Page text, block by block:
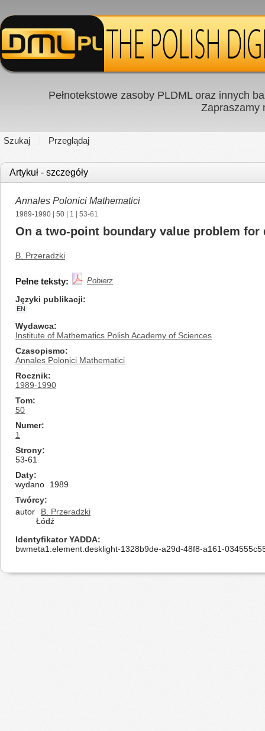
Pełnotekstowe zasoby PLDML oraz innych
Zapraszamy
Szukaj Przeglądaj
Artykuł - szczegóły
Annales Polonici Mathematici
1989-1990 50 1 | 53-61
On a two-point boundary value problem
B. Przeradzki
Pełne teksty: Pobierz
Języki publikacji
EN
Wydawca
Institute of Mathematics Polish Academy of Sciences
Czasopismo
Annales Polonici Mathematici
Rocznik
1989-1990
Tom
50
Numer
1
Strony
53-61
Daty
wydano
1989
Twórcy
autor
B. Przeradzki
Łódź
Identyfikator YADDA
bwmeta1.element.desklight-1328b9de-a29d-48f8-a161-